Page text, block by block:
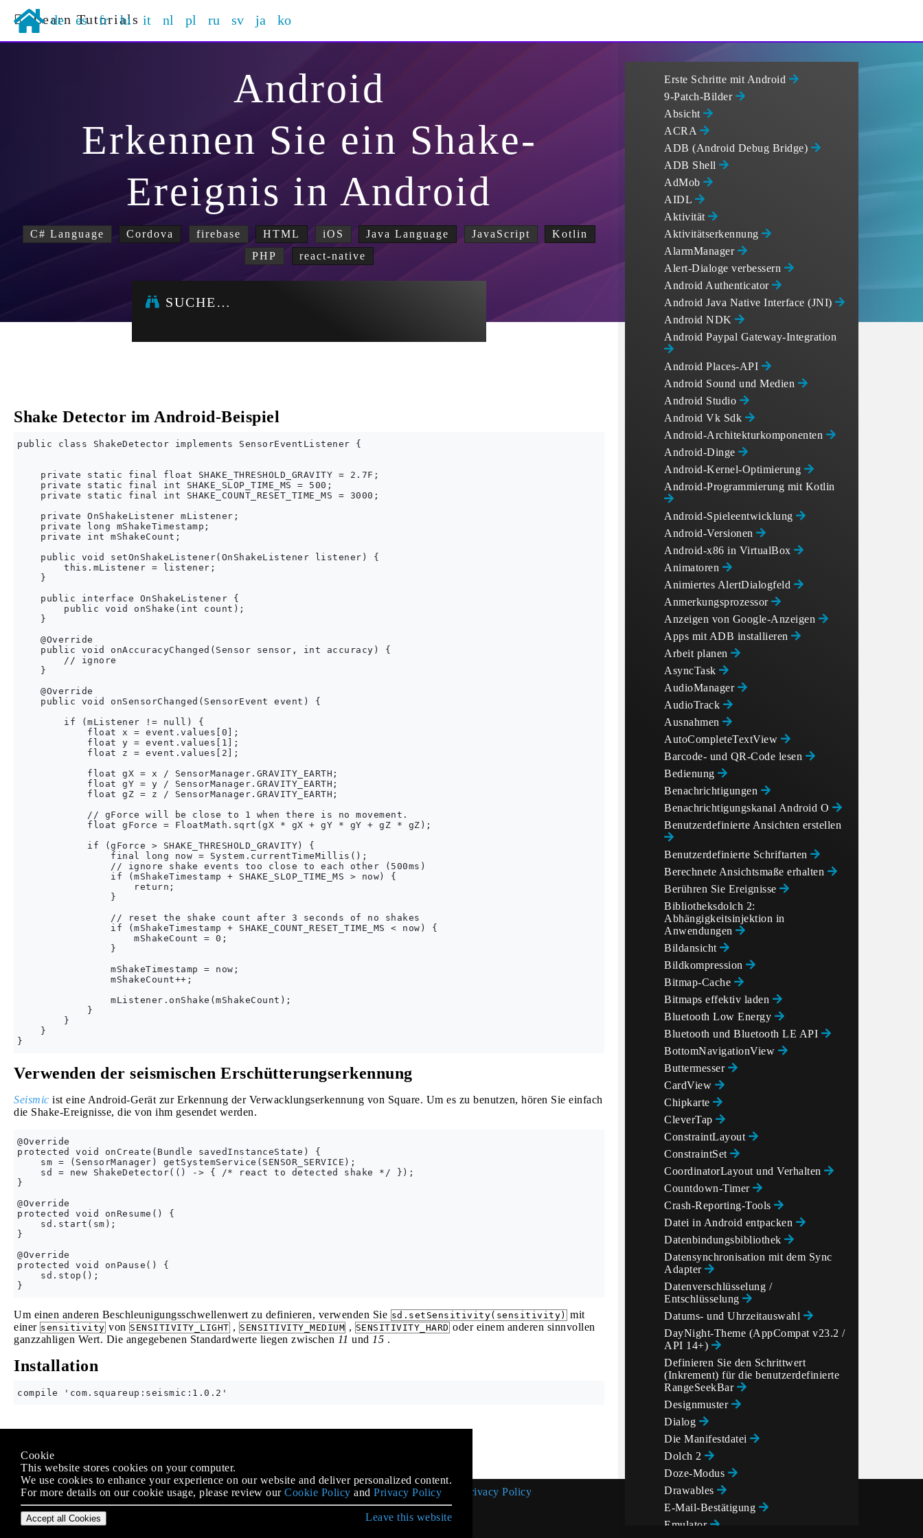
Learn Tutorials
de es fr hi it nl pl ru sv ja ko
Android
Erkennen Sie ein Shake-
Ereignis in Android
C# Language Cordova firebase HTML iOS Java Language JavaScript
Kotlin
PHP
react-native
SUCHE…
Shake Detector im Android-Beispiel
public class ShakeDetector implements SensorEventListener {
    private static final float SHAKE_THRESHOLD_GRAVITY = 2.7F;
    private static final int SHAKE_SLOP_TIME_MS = 500;
    private static final int SHAKE_COUNT_RESET_TIME_MS = 3000;
    private OnShakeListener mListener;
    private long mShakeTimestamp;
    private int mShakeCount;
    public void setOnShakeListener(OnShakeListener listener) {
        this.mListener = listener;
    }
    public interface OnShakeListener {
        public void onShake(int count);
    }
    @Override
    public void onAccuracyChanged(Sensor sensor, int accuracy) {
        // ignore
    }
    @Override
    public void onSensorChanged(SensorEvent event) {
        if (mListener != null) {
            float x = event.values[0];
            float y = event.values[1];
            float z = event.values[2];
            float gX = x / SensorManager.GRAVITY_EARTH;
            float gY = y / SensorManager.GRAVITY_EARTH;
            float gZ = z / SensorManager.GRAVITY_EARTH;
            // gForce will be close to 1 when there is no movement.
            float gForce = FloatMath.sqrt(gX * gX + gY * gY + gZ * gZ);
            if (gForce > SHAKE_THRESHOLD_GRAVITY) {
                final long now = System.currentTimeMillis();
                // ignore shake events too close to each other (500ms)
                if (mShakeTimestamp + SHAKE_SLOP_TIME_MS > now) {
                    return;
                }
                // reset the shake count after 3 seconds of no shakes
                if (mShakeTimestamp + SHAKE_COUNT_RESET_TIME_MS < now) {
                    mShakeCount = 0;
                }
                mShakeTimestamp = now;
                mShakeCount++;
                mListener.onShake(mShakeCount);
            }
        }
    }
Verwenden der seismischen Erschütterungserkennung
Seismic ist eine Android-Gerät zur Erkennung der Verwacklungserkennung von Square. Um es zu benutzen, hören Sie einfach
die Shake-Ereignisse, die von ihm gesendet werden.
@Override
protected void onCreate(Bundle savedInstanceState) {
    sm = (SensorManager) getSystemService(SENSOR_SERVICE);
    sd = new ShakeDetector(() -> { /* react to detected shake */ });
}
@Override
protected void onResume() {
    sd.start(sm);
}
@Override
protected void onPause() {
    sd.stop();
Um einen anderen Beschleunigungsschwellenwert zu definieren, verwenden Sie sd.setSensitivity(sensitivity) mit
einer sensitivity von SENSITIVITY_LIGHT , SENSITIVITY_MEDIUM , SENSITIVITY_HARD oder einem anderen sinnvollen
ganzzahligen Wert. Die angegebenen Standardwerte liegen zwischen 11 und 15 .
Installation
Lizenziert unter
Nicht angeschlossen anStack Overflow
Erste Schritte mit Android
9-Patch-Bilder
Absicht
ACRA
ADB (Android Debug Bridge)
ADB Shell
AdMob
AIDL
Aktivität
Aktivitätserkennung
AlarmManager
Alert-Dialoge verbessern
Android Authenticator
Android Java Native Interface (JNI)
Android NDK
Android Paypal Gateway-Integration
Android Places-API
Android Sound und Medien
Android Studio
Android Vk Sdk
Android-Architekturkomponenten
Android-Dinge
Android-Kernel-Optimierung
Android-Programmierung mit Kotlin
Android-Spieleentwicklung
Android-Versionen
Android-x86 in VirtualBox
Animatoren
Animiertes AlertDialogfeld
Anmerkungsprozessor
Anzeigen von Google-Anzeigen
Apps mit ADB installieren
Arbeit planen
AsyncTask
AudioManager
AudioTrack
Ausnahmen
AutoCompleteTextView
Barcode- und QR-Code lesen
Bedienung
Benachrichtigungen
Benachrichtigungskanal Android O
Benutzerdefinierte Ansichten erstellen
Benutzerdefinierte Schriftarten
Berechnete Ansichtsmaße erhalten
Berühren Sie Ereignisse
Bibliotheksdolch 2:
Abhängigkeitsinjektion in
Anwendungen
Bildansicht
Bildkompression
Bitmap-Cache
Bitmaps effektiv laden
Bluetooth Low Energy
Bluetooth und Bluetooth LE API
BottomNavigationView
Buttermesser
CardView
Chipkarte
CleverTap
ConstraintLayout
ConstraintSet
CoordinatorLayout und Verhalten
Countdown-Timer
Crash-Reporting-Tools
Datei in Android entpacken
Datenbindungsbibliothek
Datensynchronisation mit dem Sync
Adapter
Datenverschlüsselung /
Entschlüsselung
Datums- und Uhrzeitauswahl
DayNight-Theme (AppCompat v23.2 /
API 14+)
Definieren Sie den Schrittwert
(Inkrement) für die benutzerdefinierte
RangeSeekBar
Designmuster
Dialog
Die Manifestdatei
Dolch 2
Doze-Modus
Drawables
E-Mail-Bestätigung
Emulator
Cookie Policy Privacy Policy
Cookie
This website stores cookies on your computer.
We use cookies to enhance your experience on our website and deliver personalized content.
For more details on our cookie usage, please review our Cookie Policy and Privacy Policy
Accept all Cookies Leave this website